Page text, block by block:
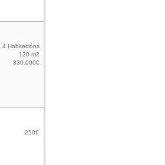
4 Habitacións
120 m2
330.000€
250€